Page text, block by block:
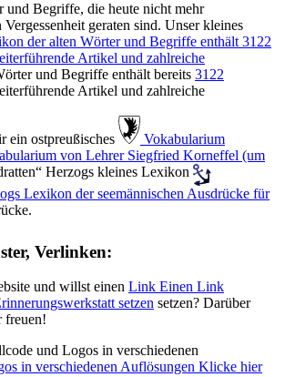
und Begriffe, die heute nicht mehr
geraten sind. Unser kleines
der alten Wörter und Begriffe enthält 3122
Artikel und zahlreiche
und Begriffe enthält bereits 3122
Artikel und zahlreiche
ein ostpreußisches
️ Vokabularium
von Lehrer Siegfried Korneffel (um
Herzogs kleines Lexikon
Lexikon der seemännischen Ausdrücke für
Verlinken:
und willst einen Link Einen Link
setzen setzen? Darüber
freuen!
und Logos in verschiedenen
Klicke hier